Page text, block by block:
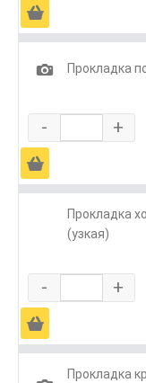
Ä
1
Прокладка
- +
Ä
Прокладка
(узкая)
- +
Ä
Прокладка